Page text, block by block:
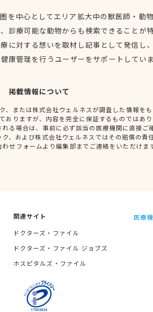
を中心としてエリア拡大中の獣医師・動
診療可能な動物からも検索できることが
に対する想いを取材し記事として発信し
康管理を行うユーザーをサポートしてい
掲載情報について
、または株式会社ウェルネスが調査した情報を
おりますが、内容を完全に保証するものではあ
る場合は、事前に必ず該当の医療機関に直接ご
、および株式会社ウェルネスではその賠償の責
せフォームより編集部までご連絡をいただけま
関連サイト
ドクターズ・ファイル
ドクターズ・ファイル ジョブズ
ホスピタルズ・ファイル
医療